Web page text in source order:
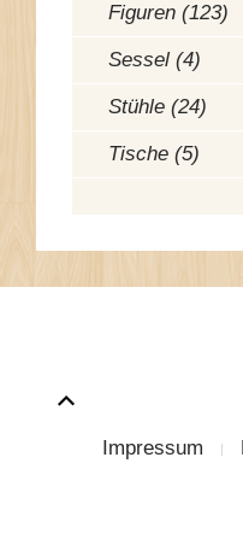
Figuren (123)
Sessel (4)
Stühle (24)
Tische (5)
Impressum